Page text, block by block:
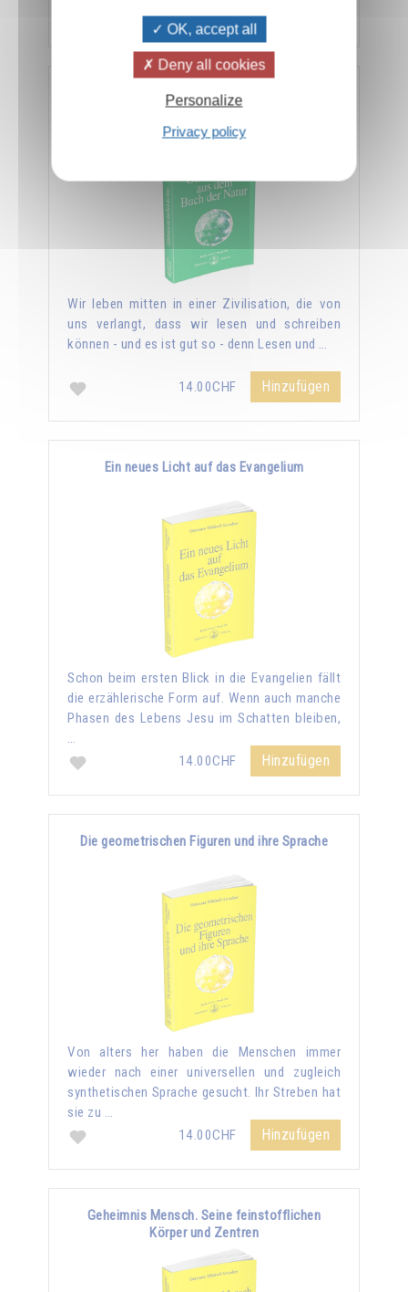
14.00CHF Hinzufügen
Geheimnisse aus dem Buch der Natur
Wir leben mitten in einer Zivilisation, die von
uns verlangt, dass wir lesen und schreiben
können - und es ist gut so - denn Lesen und …
14.00CHF Hinzufügen
Ein neues Licht auf das Evangelium
Schon beim ersten Blick in die Evangelien fällt
die erzählerische Form auf. Wenn auch manche
Phasen des Lebens Jesu im Schatten bleiben,
…
14.00CHF
Hinzufügen
Die geometrischen Figuren und ihre Sprache
Von alters her haben die Menschen immer
wieder nach einer universellen und zugleich
synthetischen Sprache gesucht. Ihr Streben hat
sie zu …
14.00CHF
Hinzufügen
Geheimnis Mensch. Seine feinstofflichen
Körper und Zentren
OK, accept all
Deny all cookies
Personalize
Privacy policy